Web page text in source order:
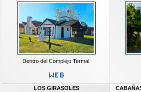
Dentro del Complejo Termal
LOS GIRASOLES